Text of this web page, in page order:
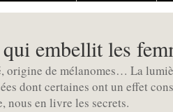
embellit les
origine de mélanomes… La
dont certaines ont un effet
nous en livre les secrets.